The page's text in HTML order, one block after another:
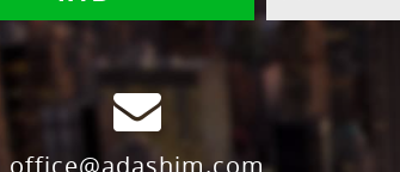
office@adashim.com